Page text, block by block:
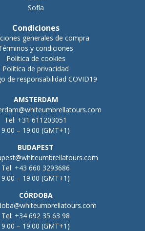
Sofía
Condiciones
generales de compra
y condiciones
Política de cookies
Política de privacidad
de responsabilidad COVID19
AMSTERDAM
Tel: +31 611203051
9.00 – 19.00 (GMT+1)
BUDAPEST
Tel: +43 660 3293686
9.00 – 19.00 (GMT+1)
CÓRDOBA
Tel: +34 692 35 63 98
9.00 – 19.00 (GMT+1)